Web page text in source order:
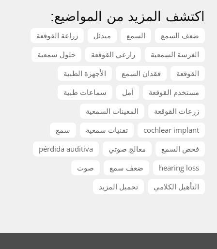
اكتشف المزيد من المواضيع:
ضعف السمع السمع ميدئل
زراعة القوقعة
الغرسة السمعية
زارعي القوقعة
حلول سمعية
القوقعة
فقدان السمع
الأجهزة الطبية
مستخدم القوقعة
أمل
سماعات طبية
زرعات القوقعة
المعينات السمعية
cochlear implant
تقنيات سمعية
سمع
فحص السمع
معالج صوتي
pérdida auditiva
hearing loss
ضعف سمع
صوت
التأهيل الكلامي
تحميل المزيد